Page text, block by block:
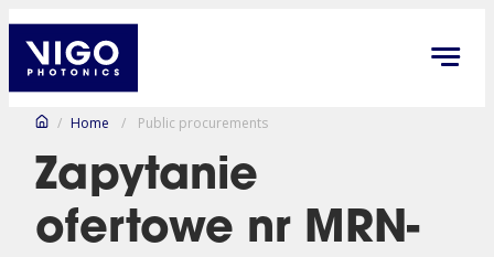
/ Home / Public procurements
Zapytanie
ofertowe nr MRN-